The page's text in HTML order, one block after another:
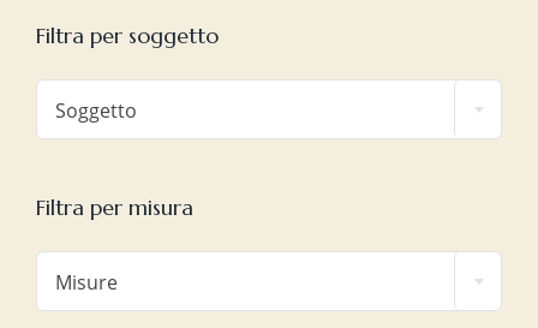
Filtra per soggetto
Soggetto
Filtra per misura
Misure